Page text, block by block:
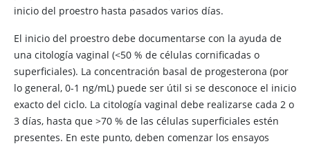
inicio del proestro hasta pasados varios días.
El inicio del proestro debe documentarse con la ayuda de
una citología vaginal (<50 % de células cornificadas o
superficiales). La concentración basal de progesterona (por
lo general, 0-1 ng/mL) puede ser útil si se desconoce el inicio
exacto del ciclo. La citología vaginal debe realizarse cada 2 o
3 días, hasta que >70 % de las células superficiales estén
presentes. En este punto, deben comenzar los ensayos